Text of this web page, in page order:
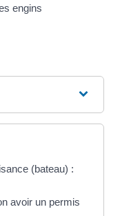
engins
(bateau) :
avoir un permis